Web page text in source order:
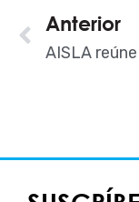
Ant
Anterior